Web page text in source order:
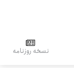
نسخه روزنامه